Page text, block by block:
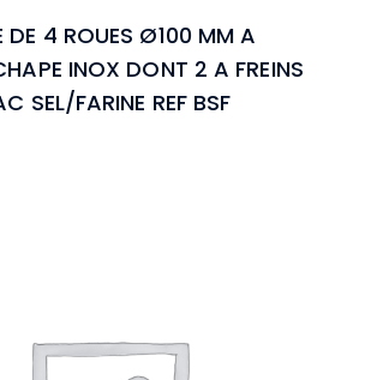
DE 4 ROUES Ø100 MM A
INOX DONT 2 A FREINS
SEL/FARINE REF BSF